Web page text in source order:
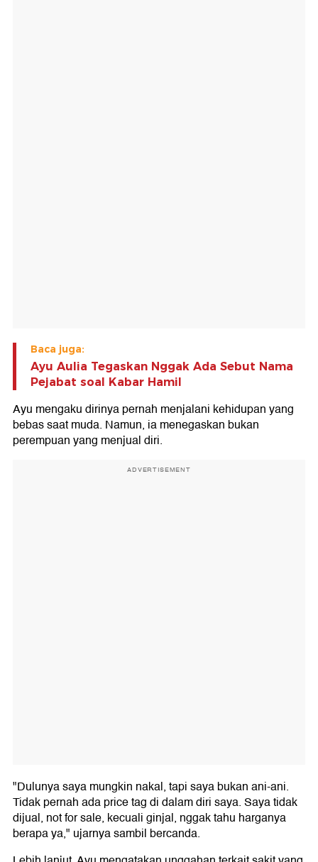
Baca juga:
Ayu Aulia Tegaskan Nggak Ada Sebut Nama
Pejabat soal Kabar Hamil
Ayu mengaku dirinya pernah menjalani kehidupan yang
bebas saat muda. Namun, ia menegaskan bukan
perempuan yang menjual diri.
ADVERTISEMENT
"Dulunya saya mungkin nakal, tapi saya bukan ani-ani.
Tidak pernah ada price tag di dalam diri saya. Saya tidak
dijual, not for sale, kecuali ginjal, nggak tahu harganya
berapa ya," ujarnya sambil bercanda.